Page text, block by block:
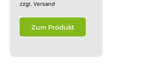
zzgl. Versand
Zum Produkt